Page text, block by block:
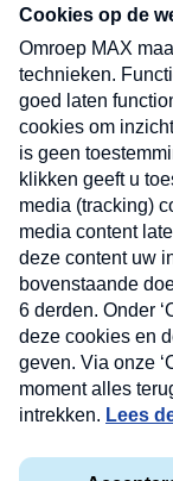
nieuwsbrief.
uw mailbox.
Privacyverklaring
Nieuwsbrief
Neem hier
nieuwsbrief.